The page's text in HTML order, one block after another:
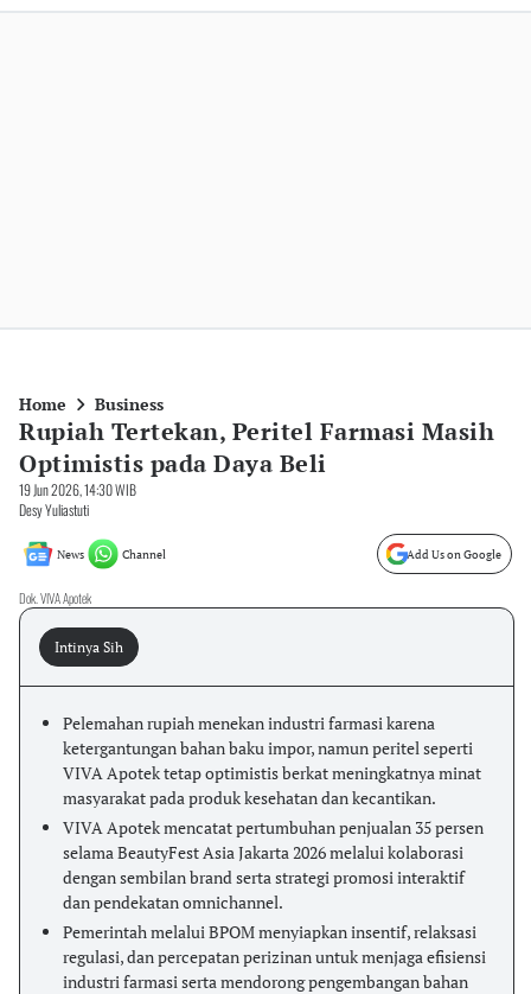
Home Business
Rupiah Tertekan, Peritel Farmasi Masih
Optimistis pada Daya Beli
19 Jun 2026, 14:30 WIB
Desy Yuliastuti
News Channel Add Us on Google
Dok. VIVA Apotek
Intinya Sih
Pelemahan rupiah menekan industri farmasi karena
ketergantungan bahan baku impor, namun peritel seperti
VIVA Apotek tetap optimistis berkat meningkatnya minat
masyarakat pada produk kesehatan dan kecantikan.
VIVA Apotek mencatat pertumbuhan penjualan 35 persen
selama BeautyFest Asia Jakarta 2026 melalui kolaborasi
dengan sembilan brand serta strategi promosi interaktif
dan pendekatan omnichannel.
Pemerintah melalui BPOM menyiapkan insentif, relaksasi
regulasi, dan percepatan perizinan untuk menjaga efisiensi
industri farmasi serta mendorong pengembangan bahan